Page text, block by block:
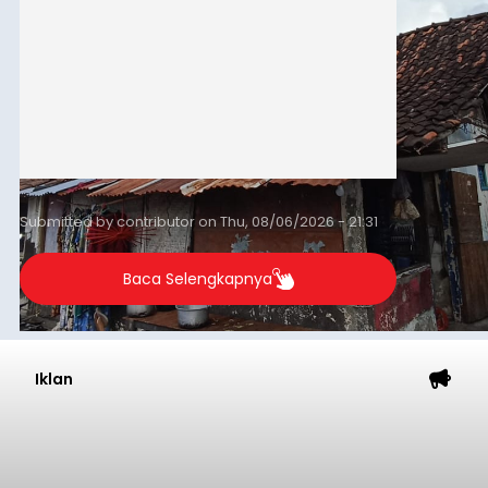
Submitted bycontributoronThu, 08/06/2026 - 21:31
Baca Selengkapnya
Iklan